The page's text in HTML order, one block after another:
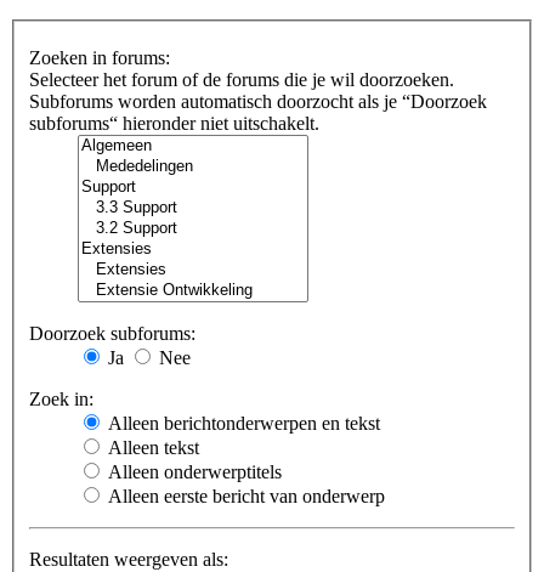
Zoeken in forums:
Selecteer het forum of de forums die je wil doorzoeken.
Subforums worden automatisch doorzocht als je “Doorzoek
subforums“ hieronder niet uitschakelt.
Doorzoek subforums:
Ja
Nee
Zoek in:
Alleen berichtonderwerpen en tekst
Alleen tekst
Alleen onderwerptitels
Alleen eerste bericht van onderwerp
Resultaten weergeven als: